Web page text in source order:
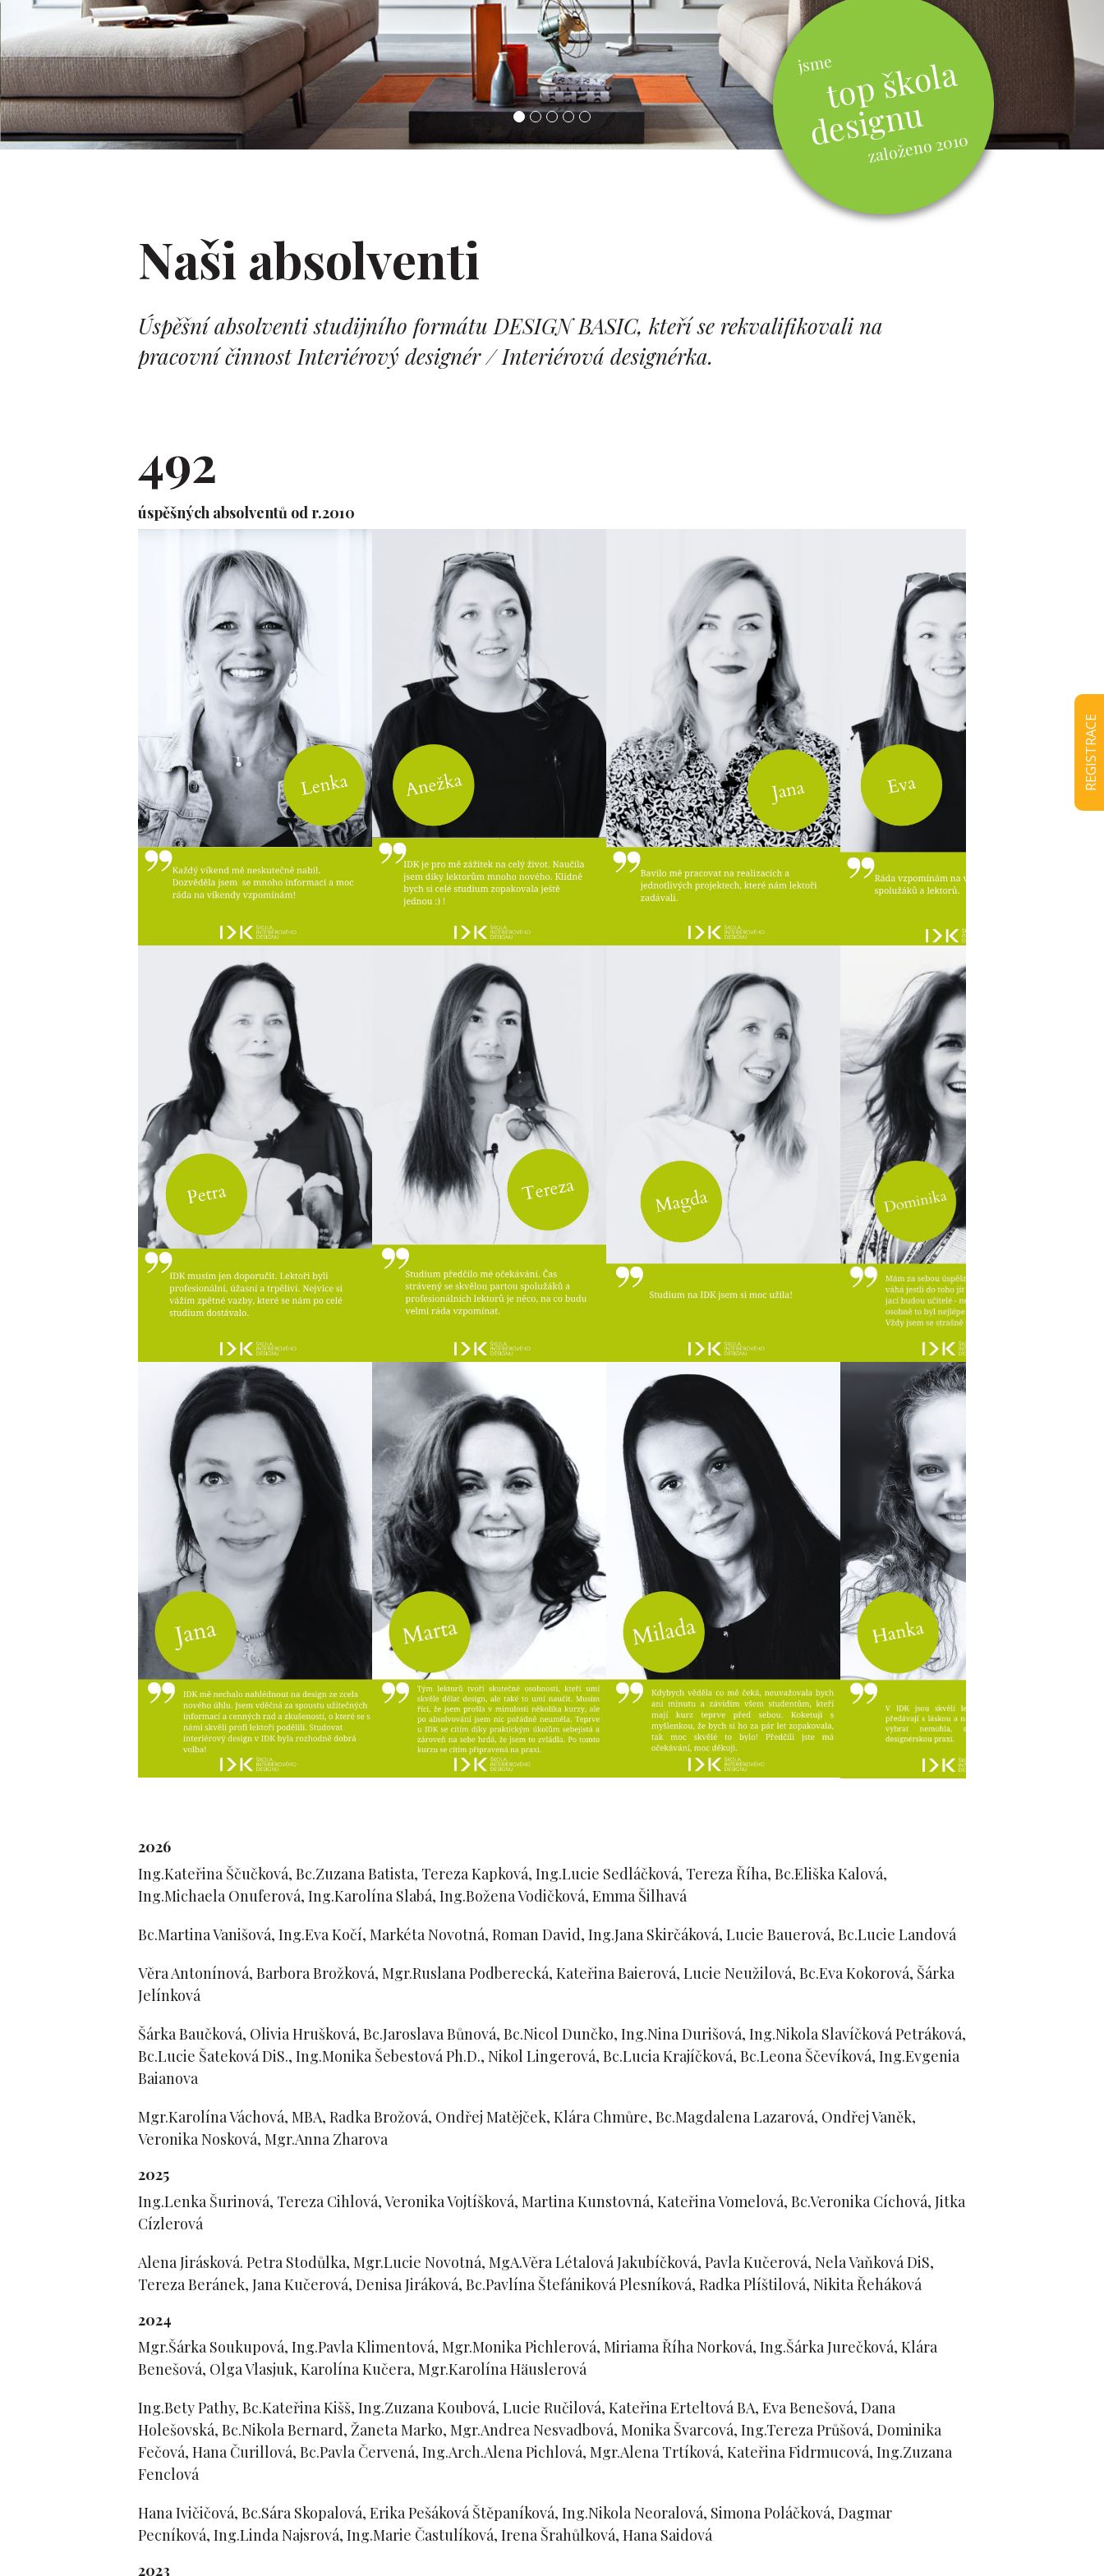
REGISTRACE
jsmetop škola
designu
založeno 2010
Naši absolventi
Úspěšní absolventi studijního formátu DESIGN BASIC, kteří se rekvalifikovali na
pracovní činnost Interiérový designér / Interiérová designérka.
492
úspěšných absolventů od r.2010
2026
Ing.Kateřina Ščučková, Bc.Zuzana Batista, Tereza Kapková, Ing.Lucie Sedláčková, Tereza Říha, Bc.Eliška Kalová,
Ing.Michaela Onuferová, Ing.Karolína Slabá, Ing.Božena Vodičková, Emma Šilhavá
Bc.Martina Vanišová, Ing.Eva Kočí, Markéta Novotná, Roman David, Ing.Jana Skirčáková, Lucie Bauerová, Bc.Lucie Landová
Věra Antonínová, Barbora Brožková, Mgr.Ruslana Podberecká, Kateřina Baierová, Lucie Neužilová, Bc.Eva Kokorová, Šárka
Jelínková
Šárka Baučková, Olivia Hrušková, Bc.Jaroslava Bůnová, Bc.Nicol Dunčko, Ing.Nina Durišová, Ing.Nikola Slavíčková Petráková,
Bc.Lucie Šateková DiS., Ing.Monika Šebestová Ph.D., Nikol Lingerová, Bc.Lucia Krajíčková, Bc.Leona Ščevíková, Ing.Evgenia
Baianova
Mgr.Karolína Váchová, MBA, Radka Brožová, Ondřej Matějček, Klára Chmůre, Bc.Magdalena Lazarová, Ondřej Vaněk,
Veronika Nosková, Mgr.Anna Zharova
2025
Ing.Lenka Šurinová, Tereza Cihlová, Veronika Vojtíšková, Martina Kunstovná, Kateřina Vomelová, Bc.Veronika Cíchová, Jitka
Cízlerová
Alena Jirásková. Petra Stodůlka, Mgr.Lucie Novotná, MgA.Věra Létalová Jakubíčková, Pavla Kučerová, Nela Vaňková DiS,
Tereza Beránek, Jana Kučerová, Denisa Jiráková, Bc.Pavlína Štefániková Plesníková, Radka Plíštilová, Nikita Řeháková
2024
Mgr.Šárka Soukupová, Ing.Pavla Klimentová, Mgr.Monika Pichlerová, Miriama Říha Norková, Ing.Šárka Jurečková, Klára
Benešová, Olga Vlasjuk, Karolína Kučera, Mgr.Karolína Häuslerová
Ing.Bety Pathy, Bc.Kateřina Kišš, Ing.Zuzana Koubová, Lucie Ručilová, Kateřina Erteltová BA, Eva Benešová, Dana
Holešovská, Bc.Nikola Bernard, Žaneta Marko, Mgr.Andrea Nesvadbová, Monika Švarcová, Ing.Tereza Průšová, Dominika
Fečová, Hana Čurillová, Bc.Pavla Červená, Ing.Arch.Alena Pichlová, Mgr.Alena Trtíková, Kateřina Fidrmucová, Ing.Zuzana
Fenclová
Hana Ivičičová, Bc.Sára Skopalová, Erika Pešáková Štěpaníková, Ing.Nikola Neoralová, Simona Poláčková, Dagmar
Pecníková, Ing.Linda Najsrová, Ing.Marie Častulíková, Irena Šrahůlková, Hana Saidová
2023